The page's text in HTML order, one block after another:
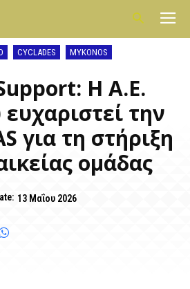
CYCLADES MYKONOS
Η Α.Ε.
την
για τη στήριξη
ομάδας
13 Μαΐου 2026